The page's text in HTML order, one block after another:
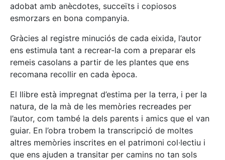
adobat amb anècdotes, succeïts i copiosos
esmorzars en bona companyia.
Gràcies al registre minuciós de cada eixida, l’autor
ens estimula tant a recrear-la com a preparar els
remeis casolans a partir de les plantes que ens
recomana recollir en cada època.
El llibre està impregnat d’estima per la terra, i per la
natura, de la mà de les memòries recreades per
l’autor, com també la dels parents i amics que el van
guiar. En l’obra trobem la transcripció de moltes
altres memòries inscrites en el patrimoni col·lectiu i
que ens ajuden a transitar per camins no tan sols